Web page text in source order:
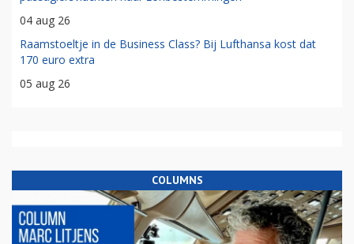
04 aug 26
Raamstoeltje in de Business Class? Bij Lufthansa kost dat
170 euro extra
05 aug 26
COLUMNS